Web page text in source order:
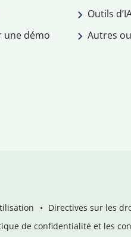
une démo
Outils
Autres
Directives sur les
de confidentialité et les